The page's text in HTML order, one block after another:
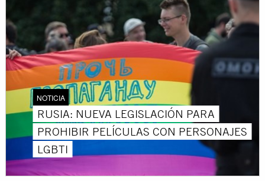
NOTICIA
RUSIA: NUEVA LEGISLACIÓN PARA
PROHIBIR PELÍCULAS CON PERSONAJES
LGBTI